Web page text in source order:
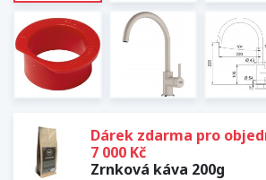
Dárek zdarma pro
7 000 Kč
Zrnková káva 200g